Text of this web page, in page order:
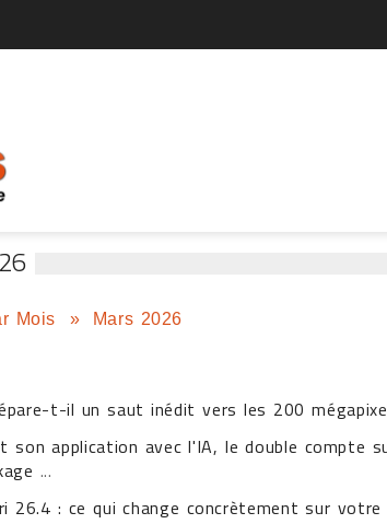
Mois » Mars 2026
t-il un saut inédit vers les 200
son application avec l'IA, le double compte
...
26.4 : ce qui change concrètement sur